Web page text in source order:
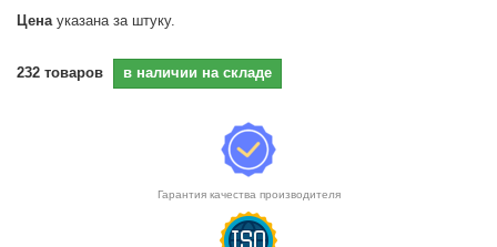
Ценауказана за штуку.
232 товаров в наличии на складе
Гарантия качества производителя